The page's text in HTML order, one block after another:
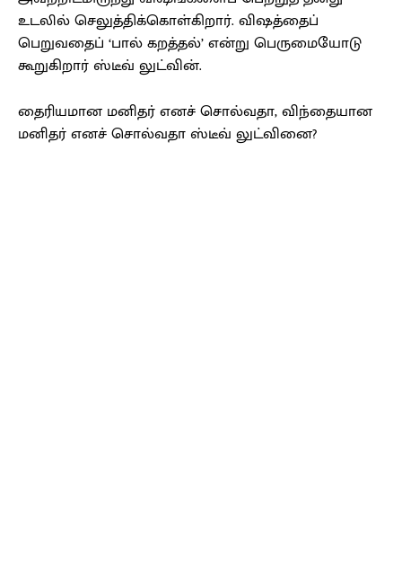
உடலில் செலுத்திக்கொள்கிறார். விஷத்தைப்
பெறுவதைப் ‘பால் கறத்தல்’ என்று பெருமையோடு
கூறுகிறார் ஸ்டீவ் லுட்வின்.
தைரியமான மனிதர் எனச் சொல்வதா, விந்தையான
மனிதர் எனச் சொல்வதா ஸ்டீவ் லுட்வினை?